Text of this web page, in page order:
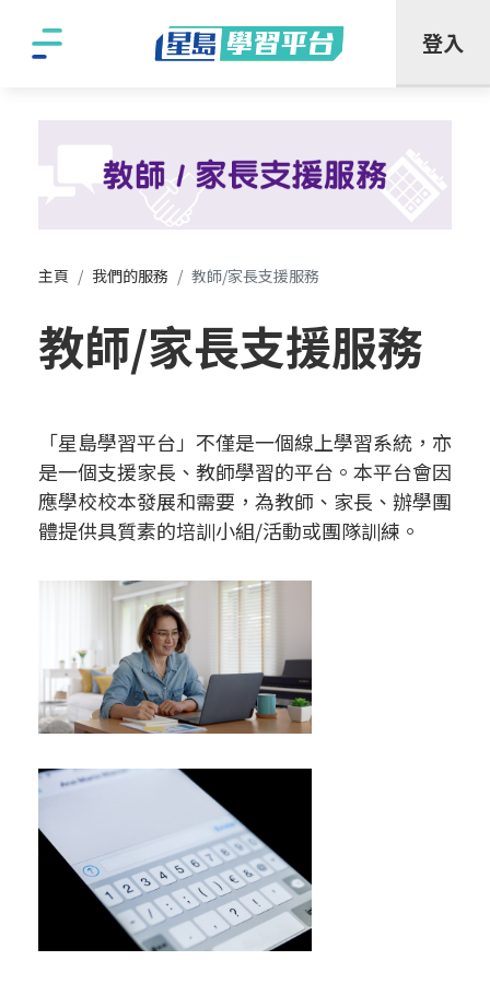
登入
主頁 我們的服務 教師/家長支援服務
教師/家長支援服務
「星島學習平台」不僅是一個線上學習系統，亦
是一個支援家長、教師學習的平台。本平台會因
應學校校本發展和需要，為教師、家長、辦學團
體提供具質素的培訓小組/活動或團隊訓練。